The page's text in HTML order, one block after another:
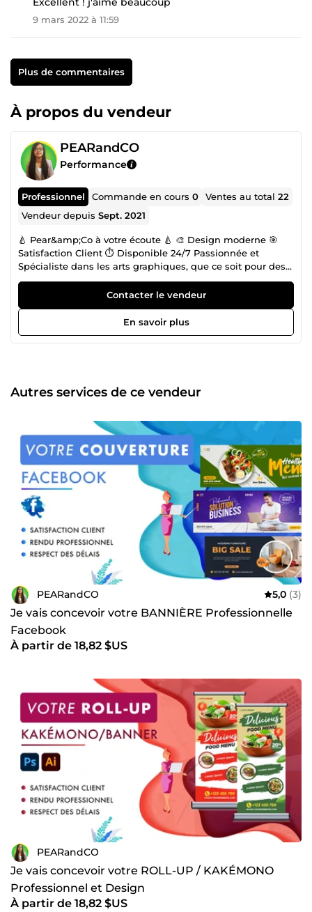
9 mars 2022 à 11:59
Plus de commentaires
À propos du vendeur
PEARandCO
Performance
Professionnel Commande en cours0 Ventes au total22
Vendeur depuisSept. 2021
🍐 Pear&amp;Co à votre écoute 🍐 🎨 Design moderne 🎯
Satisfaction Client ⏱ Disponible 24/7 Passionnée et
Spécialiste dans les arts graphiques, que ce soit pour des
supports Print ou Web. Je mets à votre disposition mon
Savoir ainsi que mon Savoir-Faire pour vous aider à
promouvoir votre Marque à travers des Visuels mais aussi
dans la création de support tel que votre Site Internet. Mon
objectif étant de vous proposer une communication Claire
visite N’hésitez pas à me contacter pour vos futurs Projets !
Contacter le vendeur
En savoir plus
Autres services de ce vendeur
PEARandCO 5,0 (3)
Je vais concevoir votre BANNIÈRE Professionnelle
Facebook
À partir de 18,82 $US
PEARandCO
Je vais concevoir votre ROLL-UP / KAKÉMONO
Professionnel et Design
À partir de 18,82 $US